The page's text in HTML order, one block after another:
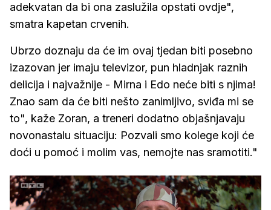
adekvatan da bi ona zaslužila opstati ovdje",
smatra kapetan crvenih.
Ubrzo doznaju da će im ovaj tjedan biti posebno
izazovan jer imaju televizor, pun hladnjak raznih
delicija i najvažnije - Mirna i Edo neće biti s njima!
Znao sam da će biti nešto zanimljivo, sviđa mi se
to", kaže Zoran, a treneri dodatno objašnjavaju
novonastalu situaciju: Pozvali smo kolege koji će
doći u pomoć i molim vas, nemojte nas sramotiti."